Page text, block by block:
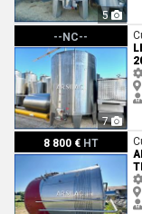
5
--NC--
7
LEJEUNE | Cuve inox -
8 800 € HT
ARSILAC - VAUTIER -